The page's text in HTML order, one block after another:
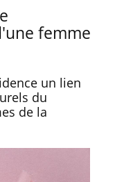
femme
un lien
du
de la